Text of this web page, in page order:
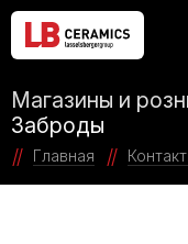
Магазины и
Заброды
Главная